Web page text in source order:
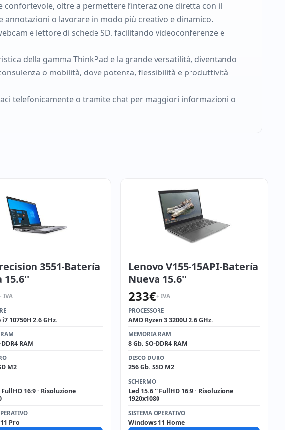
confortevole, oltre a permettere l’interazione diretta con il
o lavorare in modo più creativo e dinamico.
e lettore di schede SD, facilitando videoconferenze e
della gamma ThinkPad e la grande versatilità, diventando
o mobilità, dove potenza, flessibilità e produttività
telefonicamente o tramite chat per maggiori informazioni o
3551-Batería
15.6''
IVA
10750H 2.6 GHz.
RAM
M2
FullHD 16:9 · Risoluzione
Pro
Lenovo V155-15API-Batería
Nueva 15.6''
233€+ IVA
PROCESSORE
AMD Ryzen 3 3200U 2.6 GHz.
MEMORIA RAM
8 Gb. SO-DDR4 RAM
DISCO DURO
256 Gb. SSD M2
SCHERMO
Led 15.6 '' FullHD 16:9 · Risoluzione
1920x1080
SISTEMA OPERATIVO
Windows 11 Home